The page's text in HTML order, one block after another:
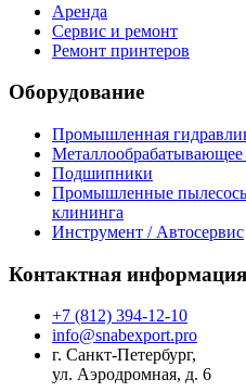
Аренда
Сервис и ремонт
Ремонт принтеров
Оборудование
Промышленная
Металлообрабатывающее
Подшипники
Промышленные
клининга
Инструмент / Автосервис
Контактная информация
+7 (812) 394-12-10
info@snabexport.pro
г. Санкт-Петербург,
ул. Аэродромная, д. 6